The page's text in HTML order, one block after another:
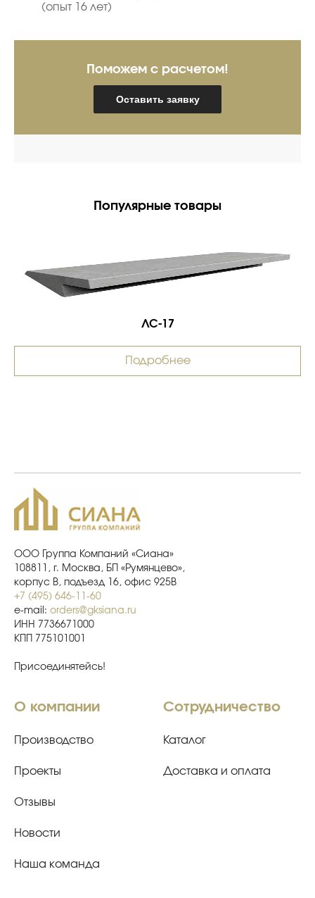
(опыт 16 лет)
Поможем с расчетом!
Оставить заявку
Популярные товары
ЛС-17
Подробнее
ООО Группа Компаний «Сиана»
108811, г. Москва, БП «Румянцево»,
корпус В, подъезд 16, офис 925В
+7 (495) 646-11-60
e-mail: orders@gksiana.ru
ИНН 7736671000
КПП 775101001
Присоединятейсь!
О компании
Производство
Проекты
Отзывы
Новости
Наша команда
Сотрудничество
Каталог
Доставка и оплата